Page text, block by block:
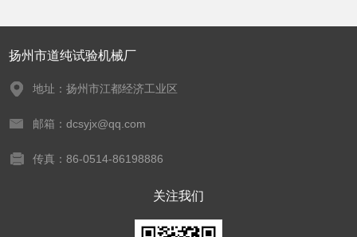
扬州市道纯试验机械厂
地址：扬州市江都经济工业区
邮箱：dcsyjx@qq.com
传真：86-0514-86198886
关注我们